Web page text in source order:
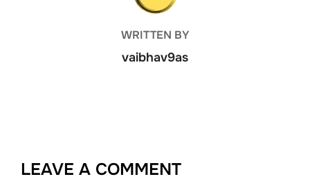
WRITTEN BY
vaibhav9as
LEAVE A COMMENT